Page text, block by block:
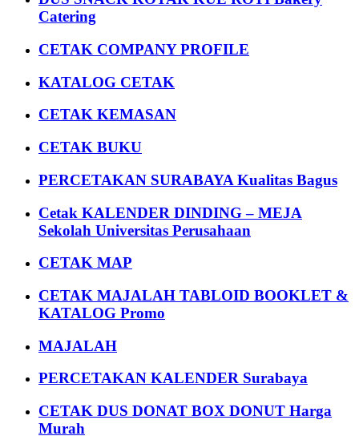
Catering
CETAK COMPANY PROFILE
KATALOG CETAK
CETAK KEMASAN
CETAK BUKU
PERCETAKAN SURABAYA Kualitas Bagus
Cetak KALENDER DINDING – MEJA
Sekolah Universitas Perusahaan
CETAK MAP
CETAK MAJALAH TABLOID BOOKLET &
KATALOG Promo
MAJALAH
PERCETAKAN KALENDER Surabaya
CETAK DUS DONAT BOX DONUT Harga
Murah